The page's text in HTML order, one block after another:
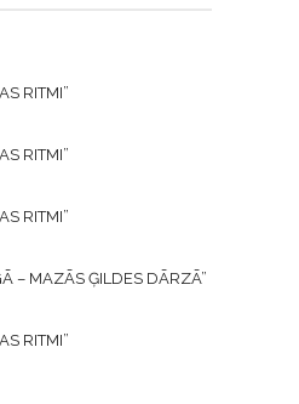
RITMI”
RITMI”
RITMI”
– MAZĀS ĢILDES DĀRZĀ”
RITMI”